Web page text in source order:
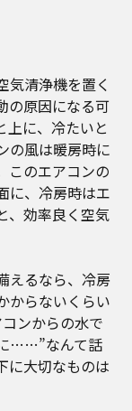
気清浄機を置く
の原因になる可
上に、冷たいと
の風は暖房時に
このエアコンの
に、冷房時はエ
、効率良く空気
えるなら、冷房
からないくらい
ンからの水で
……”なんて話
に大切なものは